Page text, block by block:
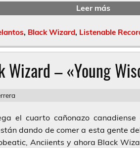
Leer más
, Black Wizard, Listenable
Wizard – «Young
el cuarto cañonazo
dando de comer a esta gente
Anciients y ahora Black